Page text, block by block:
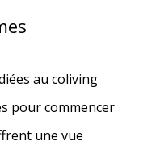
au coliving
pour commencer
une vue